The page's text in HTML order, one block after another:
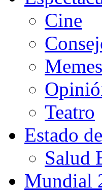
Cine
Memes
Teatro
Estado
Salud
Mundial